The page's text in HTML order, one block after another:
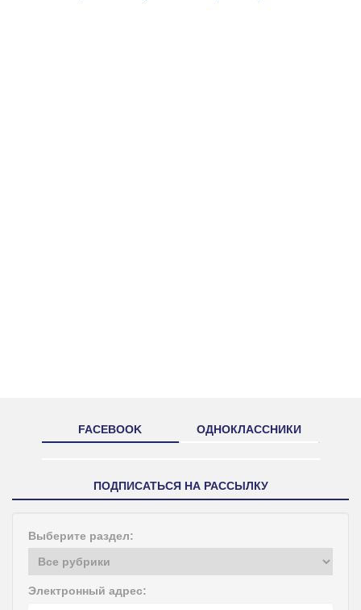
FACEBOOK ОДНОКЛАССНИКИ
ПОДПИСАТЬСЯ НА РАССЫЛКУ
Выберите раздел:
Электронный адрес: